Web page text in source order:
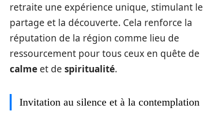
retraite une expérience unique, stimulant le
partage et la découverte. Cela renforce la
réputation de la région comme lieu de
ressourcement pour tous ceux en quête de
calme et de spiritualité.
Invitation au silence et à la contemplation